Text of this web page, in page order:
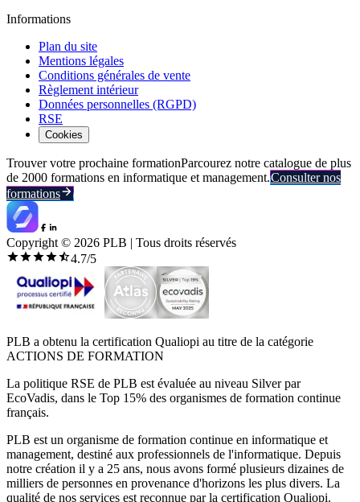
Informations
Plan du site
Mentions légales
Conditions générales de vente
Règlement intérieur
Données personnelles (RGPD)
RSE
Cookies
Trouver votre prochaine formationParcourez notre catalogue de plus
de 2000 formations en informatique et management.Consulter nos
formations
Copyright © 2026 PLB | Tous droits réservés
4.7/5
PLB a obtenu la certification Qualiopi au titre de la catégorie
ACTIONS DE FORMATION
La politique RSE de PLB est évaluée au niveau Silver par
EcoVadis, dans le Top 15% des organismes de formation continue
français.
PLB est un organisme de formation continue en informatique et
management, destiné aux professionnels de l'informatique. Depuis
notre création il y a 25 ans, nous avons formé plusieurs dizaines de
milliers de personnes en provenance d'horizons les plus divers. La
qualité de nos services est reconnue par la certification Qualiopi.